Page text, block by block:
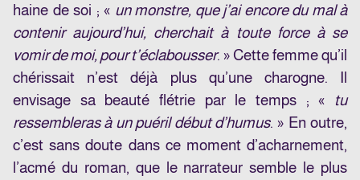
haine de soi ; « un monstre, que j’ai encore du mal à
contenir aujourd’hui, cherchait à toute force à se
vomir de moi, pour t’éclabousser. » Cette femme qu’il
chérissait n’est déjà plus qu’une charogne. Il
envisage sa beauté flétrie par le temps ; « tu
ressembleras à un puéril début d’humus. » En outre,
c’est sans doute dans ce moment d’acharnement,
l’acmé du roman, que le narrateur semble le plus